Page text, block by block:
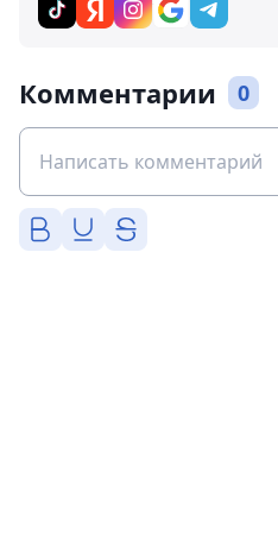
Комментарии 0